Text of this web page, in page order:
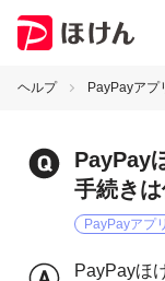
ヘルプ PayPayアプ
PayPay
手続き
PayPayアプ
PayPayほ